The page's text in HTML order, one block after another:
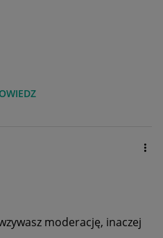
moderację, inaczej